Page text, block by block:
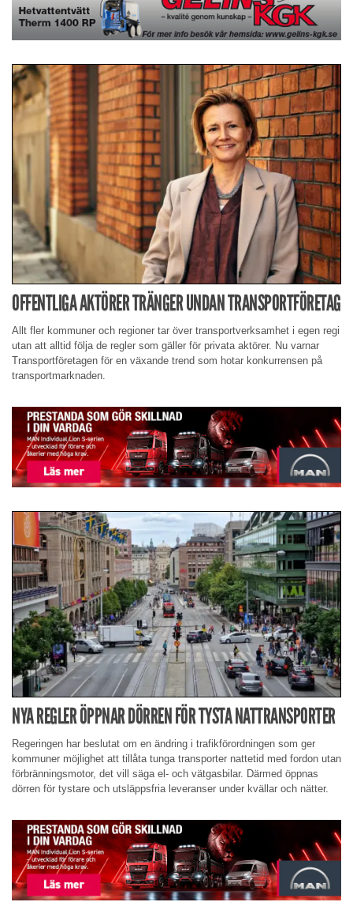
OFFENTLIGA AKTÖRER TRÄNGER UNDAN TRANSPORTFÖRETAG
Allt fler kommuner och regioner tar över transportverksamhet i egen regi
utan att alltid följa de regler som gäller för privata aktörer. Nu varnar
Transportföretagen för en växande trend som hotar konkurrensen på
transportmarknaden.
NYA REGLER ÖPPNAR DÖRREN FÖR TYSTA NATTRANSPORTER
Regeringen har beslutat om en ändring i trafikförordningen som ger
kommuner möjlighet att tillåta tunga transporter nattetid med fordon utan
förbränningsmotor, det vill säga el- och vätgasbilar. Därmed öppnas
dörren för tystare och utsläppsfria leveranser under kvällar och nätter.